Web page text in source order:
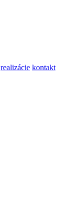
realizácie kontakt